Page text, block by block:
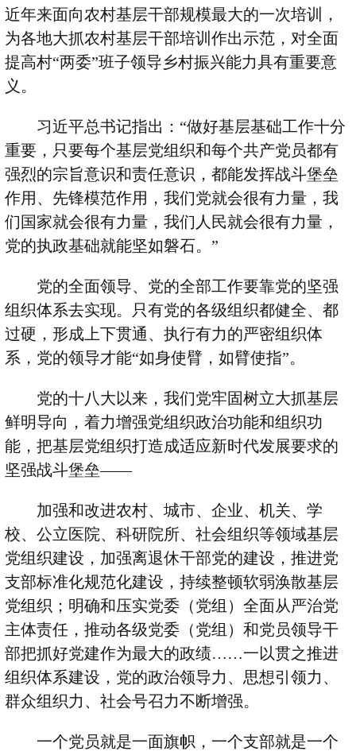
近年来面向农村基层干部规模最大的一次培训，
为各地大抓农村基层干部培训作出示范，对全面
提高村“两委”班子领导乡村振兴能力具有重要意
义。
习近平总书记指出： “做好基层基础工作十分
重要，只要每个基层党组织和每个共产党员都有
强烈的宗旨意识和责任意识，都能发挥战斗堡垒
作用、先锋模范作用，我们党就会很有力量，我
们国家就会很有力量，我们人民就会很有力量，
党的执政基础就能坚如磐石。 ”
党的全面领导、党的全部工作要靠党的坚强
组织体系去实现。只有党的各级组织都健全、都
过硬，形成上下贯通、执行有力的严密组织体
系，党的领导才能“如身使臂，如臂使指”。
党的十八大以来，我们党牢固树立大抓基层
鲜明导向，着力增强党组织政治功能和组织功
能，把基层党组织打造成适应新时代发展要求的
坚强战斗堡垒——
加强和改进农村、城市、企业、机关、学
校、公立医院、科研院所、社会组织等领域基层
党组织建设，加强离退休干部党的建设，推进党
支部标准化规范化建设，持续整顿软弱涣散基层
党组织；明确和压实党委（党组）全面从严治党
主体责任，推动各级党委（党组）和党员领导干
部把抓好党建作为最大的政绩……一以贯之推进
组织体系建设，党的政治领导力、思想引领力、
群众组织力、社会号召力不断增强。
一个党员就是一面旗帜，一个支部就是一个